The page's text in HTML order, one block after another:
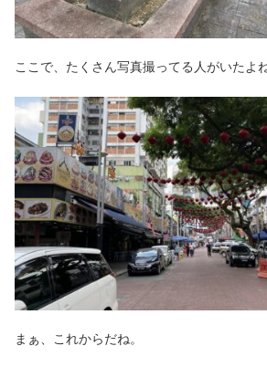
ここで、たくさん写真撮ってる人がいたよね
まぁ、これからだね。